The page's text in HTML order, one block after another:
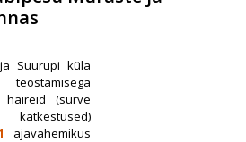
Suurupi küla
teostamisega
häireid (surve
ajavahemikus